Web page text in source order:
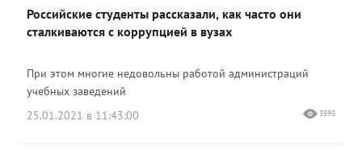
Российские студенты рассказали, как часто они
сталкиваются с коррупцией в вузах
При этом многие недовольны работой администраций
учебных заведений
25.01.2021 в 11:43:00
3593